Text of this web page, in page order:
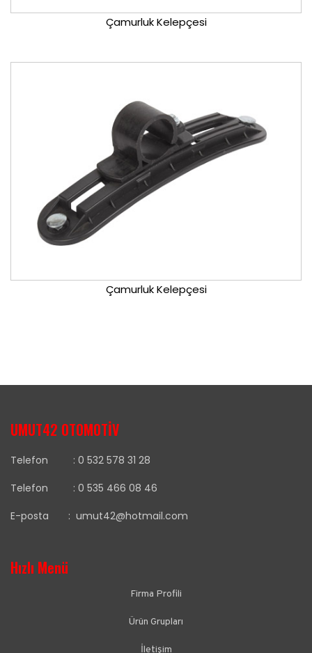
Çamurluk Kelepçesi
Çamurluk Kelepçesi
UMUT42 OTOMOTİV
Telefon : 0 532 578 31 28
Telefon : 0 535 466 08 46
E-posta : umut42@hotmail.com
Hızlı Menü
Firma Profili
Ürün Grupları
İletişim